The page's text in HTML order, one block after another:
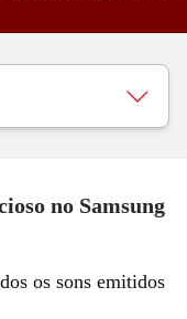
no Samsung
os sons emitidos